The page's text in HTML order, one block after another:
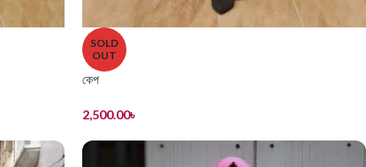
SOLD
OUT
কেপ
2,500.00৳